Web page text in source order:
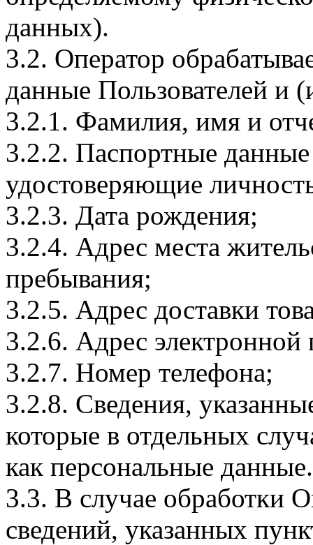
данных).
3.2. Оператор
данные Пользователей и
3.2.1. Фамилия, имя и
3.2.2. Паспортные
удостоверяющие
3.2.3. Дата рождения;
3.2.4. Адрес места
пребывания;
3.2.5. Адрес доставки
3.2.6. Адрес электронной
3.2.7. Номер телефона;
3.2.8. Сведения,
которые в отдельных
как персональные данные.
3.3. В случае обработки
сведений, указанных